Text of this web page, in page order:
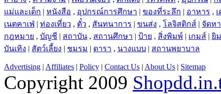
แม่และเด็ก | หนังสือ , อุปกรณ์การศึกษา | ของที่ระลึก | อาหาร ,
เนตคาเฟ่ | ท่องเที่ยว , ตั๋ว , สันทนาการ | ขนส่ง , โลจิสติกส์ | จัดห
กฎหมาย , บัญชี | สถาบัน , สถานศึกษา | ป้าย , สิ่งพิมพ์ | เกมส์ | ยิม
บันเทิง | สัตว์เลี้ยง | ชมรม | ดารา , นางแบบ | สถานพยาบาล
Advertising | Affiliates | Policy | Contact Us | About Us | Sitemap
Copyright 2009